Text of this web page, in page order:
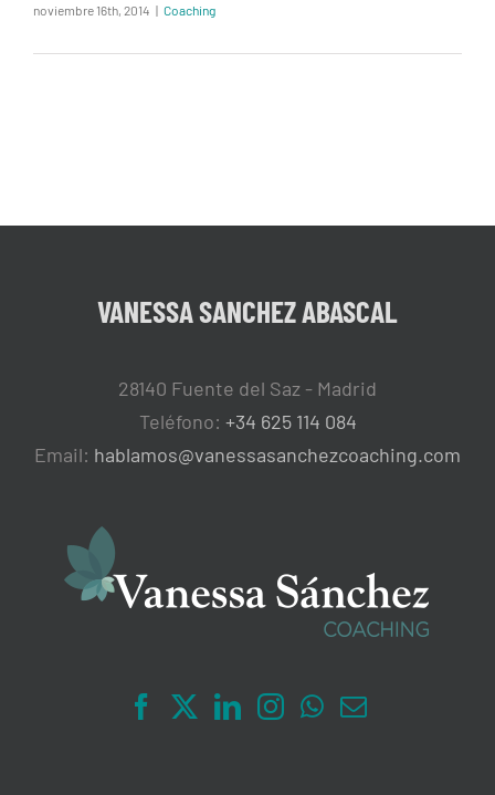
noviembre 16th, 2014 | Coaching
VANESSA SANCHEZ ABASCAL
28140 Fuente del Saz - Madrid
Teléfono: +34 625 114 084
Email: hablamos@vanessasanchezcoaching.com